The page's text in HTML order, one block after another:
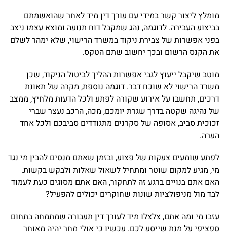
מומלץ ליצור קשר במידי עם עורך דין מיד לאחר שהואשמתם
בביצוע העבירה. לדוגמה, נהג שמקבל דוח תנועה ומוצא עצמו ניצב
בפני אפשרות של צבירת ניקוד במשרד הרישוי, שלא ימהר לשלם
את הקנס הרשום ובכך יחשוב שתם הטקס.
מוטב שיקבל ייעוץ לגבי אפשרות ההליך לביטול הניקוד, שכן
משרד הרישוי לא שוכח דבר. דוגמה נוספת, מקרה של תאונת
דרכים, תחשבו על אירוע שקורה לפתע ולכל הדעות מלחיץ, ממצב
של נהיגה שקטה בדרך שגרת יומכם, מכה, הרכב נעצר שברי
זכוכית סביב, אסופה של סקרנים מתגודדים סביבכם ולכל אחד
הערה.
לפתע שומעים צעקות של פצוע, ובזמן שאתם מנסים להבין מי נגד
מי, מגיע למקום שוטר ומתחיל לשאול שאלות ולבקש בקשות.
האם אתם בנויים ברגע זה לתחקור, האם אתם מסוגים כעת לעמוד
לבד מול מניפולציות שונות שחוקרים יכולים להפעיל?
עזבו מי ומה אתם, צלצלו מיד לעורך דין תעבורה שמתמחה בתחום
ספציפי על מנת שייסע לכם. עכשיו כי אולי מחר יהיה מאוחר